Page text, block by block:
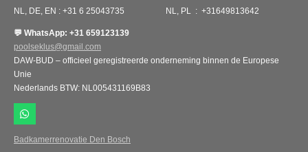
NL, DE, EN : +31 6 25043735 NL, PL : +31649813642
💬 WhatsApp: +31 659123139
poolseklus@gmail.com
DAW-BUD – officieel geregistreerde onderneming binnen de Europese
Unie
Nederlands BTW: NL005431169B83
W
h
a
t
Badkamerrenovatie Den Bosch